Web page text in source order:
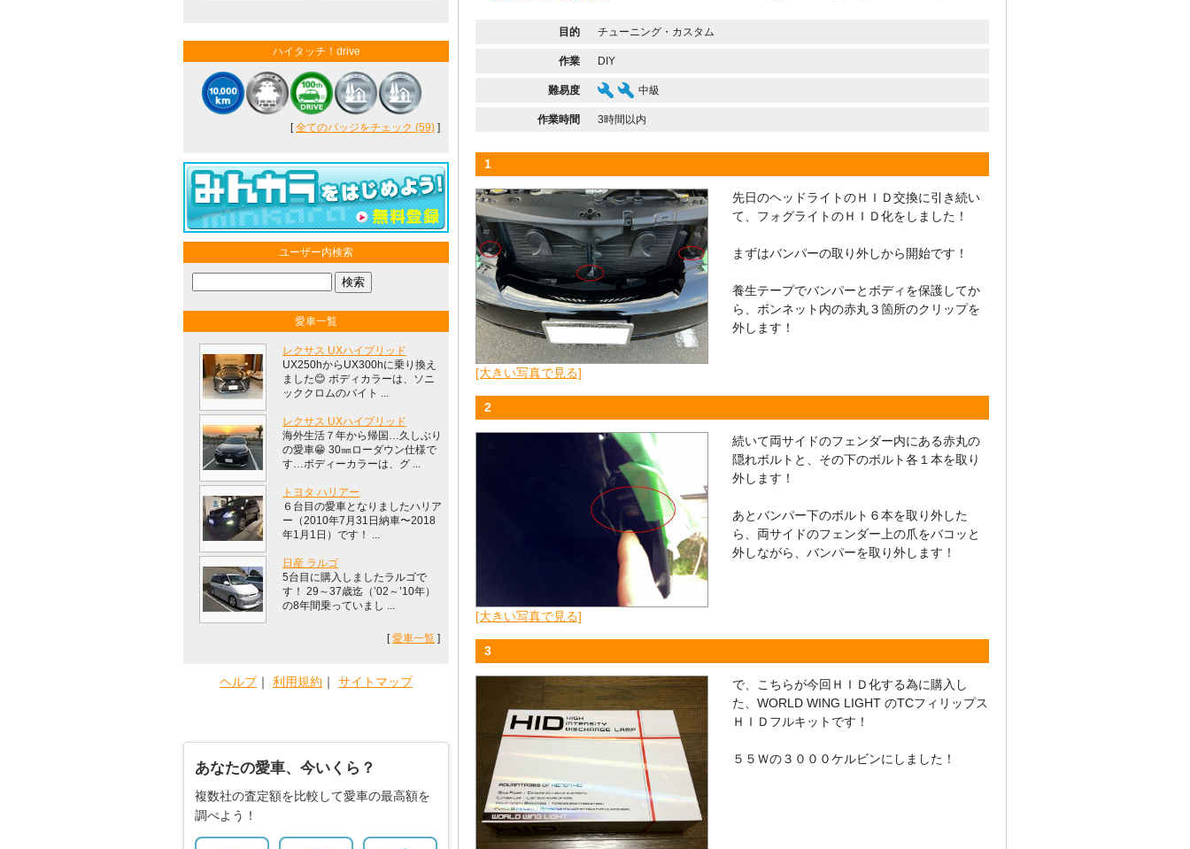
目的 チューニング・カスタム
作業 DIY
難易度 中級
作業時間 3時間以内
1
[大きい写真で見る]
先日のヘッドライトのＨＩＤ交換に引き続い
て、フォグライトのＨＩＤ化をしました！
まずはバンパーの取り外しから開始です！
養生テープでバンパーとボディを保護してか
ら、ボンネット内の赤丸３箇所のクリップを
外します！
2
[大きい写真で見る]
続いて両サイドのフェンダー内にある赤丸の
隠れボルトと、その下のボルト各１本を取り
外します！
あとバンパー下のボルト６本を取り外した
ら、両サイドのフェンダー上の爪をバコッと
外しながら、バンパーを取り外します！
3
で、こちらが今回ＨＩＤ化する為に購入し
た、WORLD WING LIGHT のTCフィリップス
ＨＩＤフルキットです！
５５Ｗの３０００ケルビンにしました！
ハイタッチ！drive
[全てのバッジをチェック (59) ]
ユーザー内検索
愛車一覧
レクサス UXハイブリッド
UX250hからUX300hに乗り換え
ました😊 ボディカラーは、ソニ
ッククロムのバイト ...
レクサス UXハイブリッド
海外生活７年から帰国…久しぶり
の愛車😁 30㎜ローダウン仕様で
す…ボディーカラーは、グ ...
トヨタ ハリアー
６台目の愛車となりましたハリア
ー（2010年7月31日納車〜2018
年1月1日）です！ ...
日産 ラルゴ
5台目に購入しましたラルゴで
す！ 29～37歳迄（’02～’10年）
の8年間乗っていまし ...
[愛車一覧 ]
ヘルプ｜ 利用規約 ｜ サイトマップ
あなたの愛車、今いくら？
複数社の査定額を比較して愛車の最高額を
調べよう！